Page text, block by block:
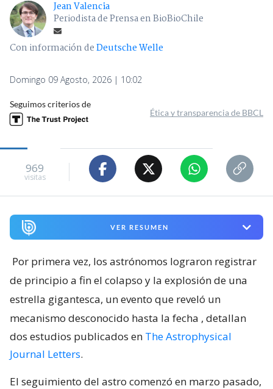
Jean Valencia
Periodista de Prensa en BioBioChile
Con información deDeutsche Welle
Domingo 09 Agosto, 2026 | 10:02
Seguimos criterios de
Ética y transparencia de BBCL
969
visitas
VER RESUMEN
Por primera vez, los astrónomos lograron registrar
de principio a fin el colapso y la explosión de una
estrella gigantesca, un evento que reveló un
mecanismo desconocido hasta la fecha , detallan
dos estudios publicados en The Astrophysical
Journal Letters.
El seguimiento del astro comenzó en marzo pasado,